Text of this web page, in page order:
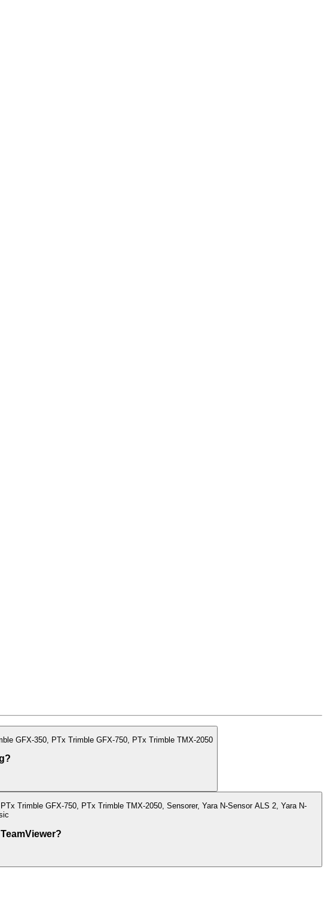
GFX-350, PTx Trimble GFX-750, PTx Trimble TMX-2050
Trimble GFX-750, PTx Trimble TMX-2050, Sensorer, Yara N-Sensor ALS 2, Yara N-